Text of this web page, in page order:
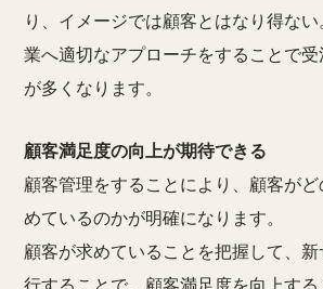
り、イメージでは顧客とはなり得な
業へ適切なアプローチをすることで受
が多くなります。
顧客満足度の向上が期待できる
顧客管理をすることにより、顧客が
めているのかが明確になります。
顧客が求めていることを把握して、
行することで、顧客満足度を向上する